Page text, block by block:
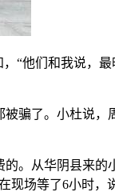
“他们和我说，最
骗了。小杜说，
。从华阴县来的
现场等了6小时，